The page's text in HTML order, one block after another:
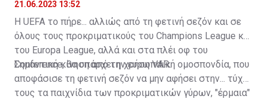
21.06.2023 13:52
Η UEFA το πήρε... αλλιώς από τη φετινή σεζόν και σε
όλους τους προκριματικούς του Champions League και
του Europa League, αλλά και στα πλέι οφ του
Conference, θα υπάρχει η χρήση VAR.
Σημαντική κίνηση από την ευρωπαϊκή ομοσπονδία, που
αποφάσισε τη φετινή σεζόν να μην αφήσει στην... τύχη
τους τα παιχνίδια των προκριματικών γύρων, "έρμαια"